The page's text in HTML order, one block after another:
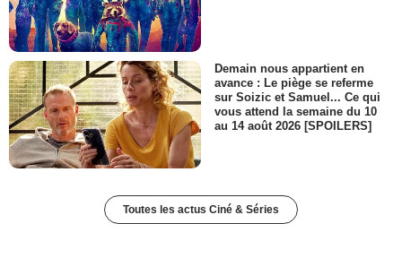
Demain nous appartient en
avance : Le piège se referme
sur Soizic et Samuel... Ce qui
vous attend la semaine du 10
au 14 août 2026 [SPOILERS]
Toutes les actus Ciné & Séries